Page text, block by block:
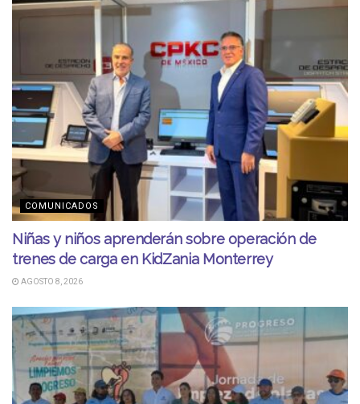
COMUNICADOS
Niñas y niños aprenderán sobre operación de
trenes de carga en KidZania Monterrey
AGOSTO 8, 2026